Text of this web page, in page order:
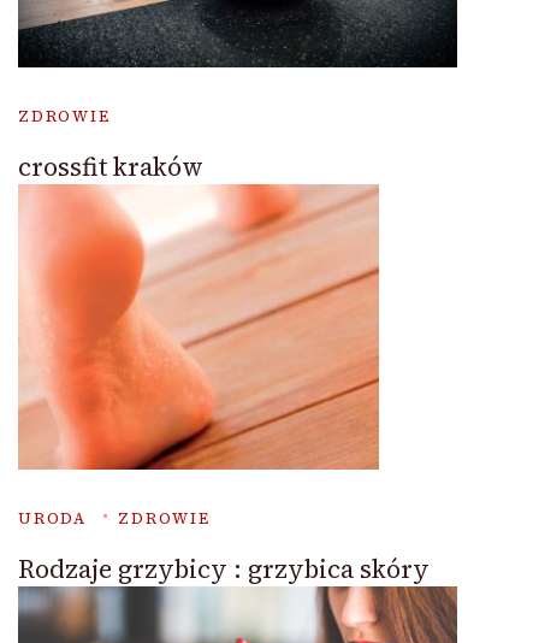
ZDROWIE
crossfit kraków
URODA ZDROWIE
Rodzaje grzybicy : grzybica skóry